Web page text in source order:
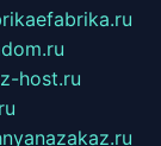
z-host.ru